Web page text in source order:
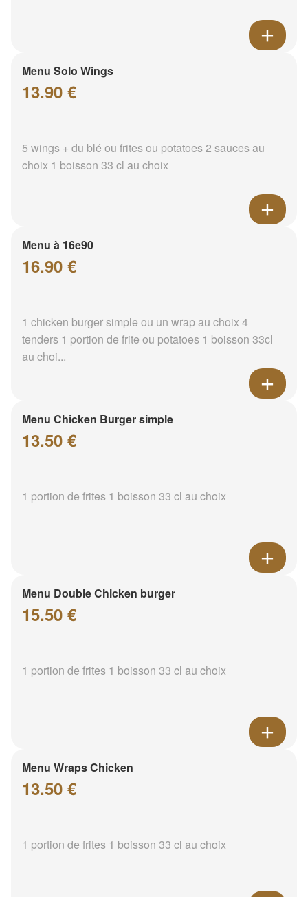
Menu Solo Wings
13.90 €
5 wings + du blé ou frites ou potatoes 2 sauces au
choix 1 boisson 33 cl au choix
Menu à 16e90
16.90 €
1 chicken burger simple ou un wrap au choix 4
tenders 1 portion de frite ou potatoes 1 boisson 33cl
au choi...
Menu Chicken Burger simple
13.50 €
1 portion de frites 1 boisson 33 cl au choix
Menu Double Chicken burger
15.50 €
1 portion de frites 1 boisson 33 cl au choix
Menu Wraps Chicken
13.50 €
1 portion de frites 1 boisson 33 cl au choix